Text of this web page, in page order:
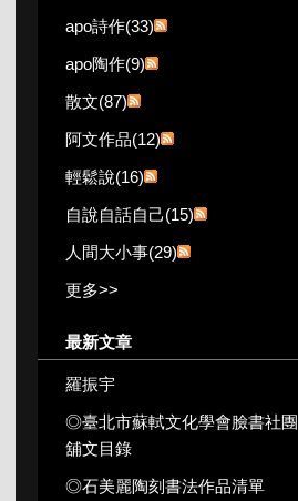
apo詩作(33)
apo陶作(9)
散文(87)
阿文作品(12)
輕鬆說(16)
自說自話自己(15)
人間大小事(29)
更多>>
最新文章
羅振宇
◎臺北市蘇軾文化學會臉書社團
舖文目錄
◎石美麗陶刻書法作品清單